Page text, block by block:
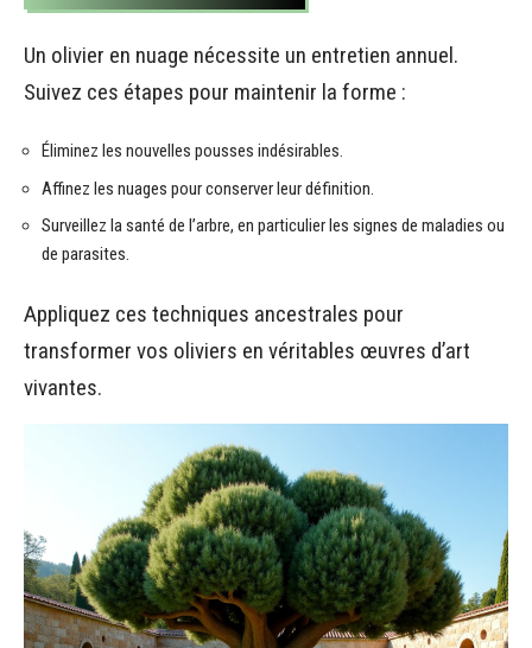
Un olivier en nuage nécessite un entretien annuel.
Suivez ces étapes pour maintenir la forme :
Éliminez les nouvelles pousses indésirables.
Affinez les nuages pour conserver leur définition.
Surveillez la santé de l’arbre, en particulier les signes de maladies ou
de parasites.
Appliquez ces techniques ancestrales pour
transformer vos oliviers en véritables œuvres d’art
vivantes.